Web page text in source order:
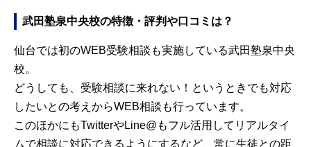
武田塾泉中央校の特徴・評判や口コミは？
仙台では初のWEB受験相談も実施している武田塾泉中央
校。
どうしても、受験相談に来れない！というときでも対応
したいとの考えからWEB相談も行っています。
このほかにもTwitterやLine@もフル活用してリアルタイ
ムで相談に対応できるようにするなど、常に生徒との距